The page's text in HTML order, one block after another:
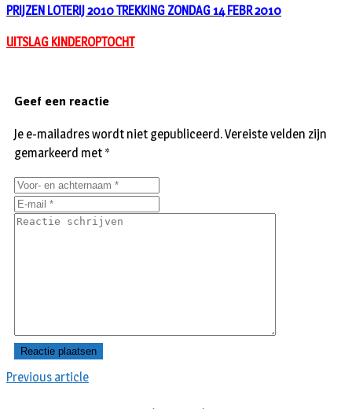
PRIJZEN LOTERIJ 2010 TREKKING ZONDAG 14 FEBR 2010
UITSLAG KINDEROPTOCHT
Previous article
Geef een reactie
Je e-mailadres wordt niet gepubliceerd.Vereiste velden zijn
gemarkeerd met *